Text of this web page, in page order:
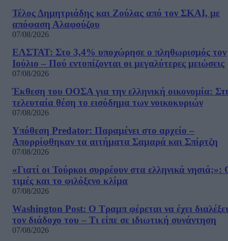
Τέλος Δημητριάδης και Ζούλας από τον ΣΚΑΙ, με
απόφαση Αλαφούζου
07/08/2026
ΕΛΣΤΑΤ: Στο 3,4% υποχώρησε ο πληθωρισμός τον
Ιούλιο – Πού εντοπίζονται οι μεγαλύτερες μειώσεις
07/08/2026
Έκθεση του ΟΟΣΑ για την ελληνική οικονομία:
τελευταία θέση το εισόδημα των νοικοκυριών
07/08/2026
Υπόθεση Predator: Παραμένει στο αρχείο –
Απορρίφθηκαν τα αιτήματα Σαμαρά και Σπίρτζη
07/08/2026
«Γιατί οι Τούρκοι συρρέουν στα ελληνικά νησιά;»:
τιμές και το φιλόξενο κλίμα
07/08/2026
Washington Post: Ο Τραμπ φέρεται να έχει διαλέξει
τον διάδοχο του – Τι είπε σε ιδιωτική συνάντηση
07/08/2026